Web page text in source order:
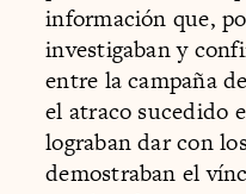
información que,
investigaban y
entre la campaña
el atraco sucedido
lograban dar con
demostraban el